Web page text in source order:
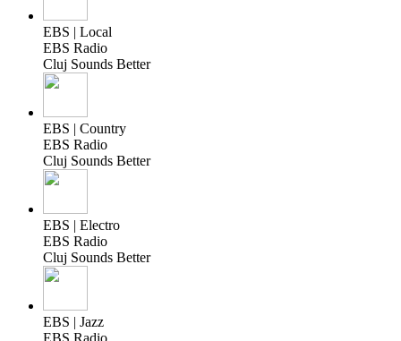
EBS | Local
EBS Radio
Cluj Sounds Better
EBS | Country
EBS Radio
Cluj Sounds Better
EBS | Electro
EBS Radio
Cluj Sounds Better
EBS | Jazz
EBS Radio